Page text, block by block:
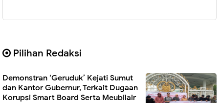
Pilihan Redaksi
Demonstran ‘Geruduk’ Kejati Sumut
dan Kantor Gubernur, Terkait Dugaan
Korupsi Smart Board Serta Meubilair